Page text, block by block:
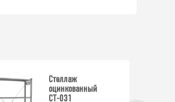
Стеллаж
оцинкованный
СТ-031